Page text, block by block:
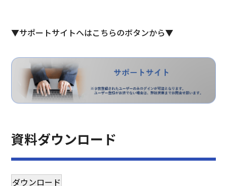
▼サポートサイトへはこちらのボタンから▼
資料ダウンロード
ダウンロード